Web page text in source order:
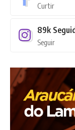
Curtir
89k
Seguir